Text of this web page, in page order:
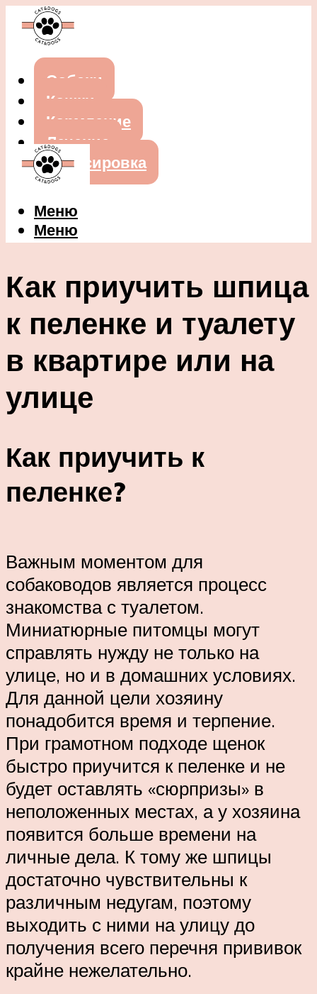
Собаки
Кошки
Кормление
Лечение
Дрессировка
Меню
Меню
Как приучить шпица
к пеленке и туалету
в квартире или на
улице
Как приучить к
пеленке?
Важным моментом для
собаководов является процесс
знакомства с туалетом.
Миниатюрные питомцы могут
справлять нужду не только на
улице, но и в домашних условиях.
Для данной цели хозяину
понадобится время и терпение.
При грамотном подходе щенок
быстро приучится к пеленке и не
будет оставлять «сюрпризы» в
неположенных местах, а у хозяина
появится больше времени на
личные дела. К тому же шпицы
достаточно чувствительны к
различным недугам, поэтому
выходить с ними на улицу до
получения всего перечня прививок
крайне нежелательно.